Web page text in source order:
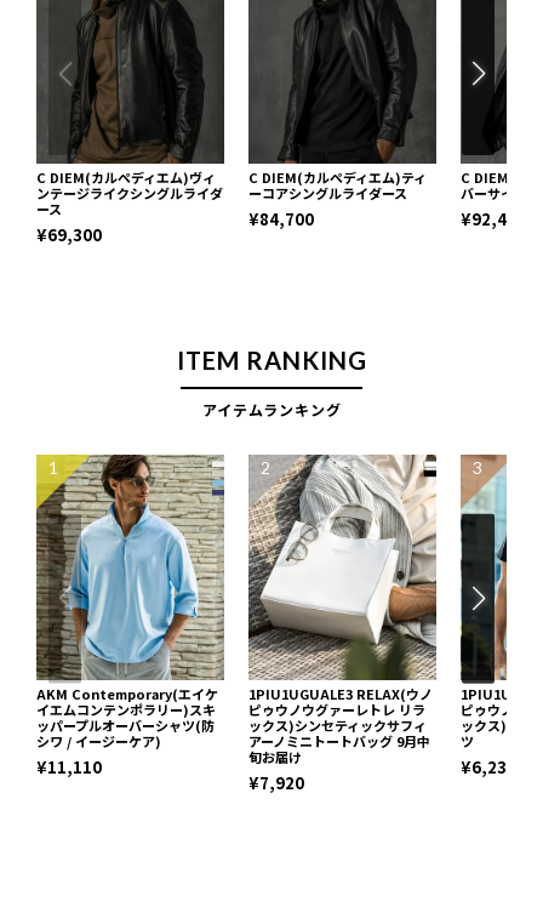
C DIEM(カルペディエム)ヴィ
ンテージライクシングルライダ
ース
¥69,300
C DIEM(カルペディエム)ティ
ーコアシングルライダース
¥84,700
C DIEM(カ
バーサイズ
¥92,400
ITEM RANKING
アイテムランキング
1
AKM Contemporary(エイケ
イエムコンテンポラリー)スキ
ッパープルオーバーシャツ(防
シワ / イージーケア)
¥11,110
2
1PIU1UGUALE3 RELAX(ウノ
ピゥウノウグァーレトレ リラ
ックス)シンセティックサフィ
アーノミニトートバッグ 9月中
旬お届け
¥7,920
3
ピゥウノウ
ックス)ネッ
ツ
¥6,237